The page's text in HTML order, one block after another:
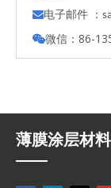
电子邮件 ： s
微信：86-
薄膜涂层材料